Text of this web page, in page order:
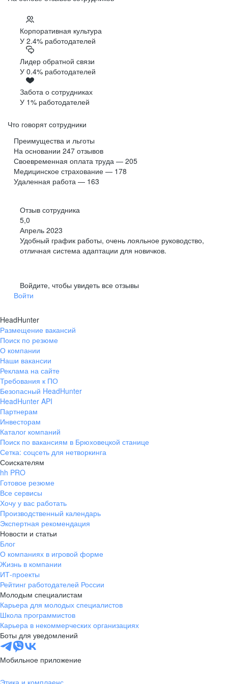
Корпоративная культура
У 2.4% работодателей
Лидер обратной связи
У 0.4% работодателей
Забота о сотрудниках
У 1% работодателей
Что говорят сотрудники
Преимущества и льготы
На основании 247 отзывов
Своевременная оплата труда — 205
Медицинское страхование — 178
Удаленная работа — 163
Отзыв сотрудника
5,0
Апрель 2023
Удобный график работы, очень лояльное руководство,
отличная система адаптации для новичков.
Войдите, чтобы увидеть все отзывы
Войти
HeadHunter
Размещение вакансий
Поиск по резюме
О компании
Наши вакансии
Реклама на сайте
Требования к ПО
Безопасный HeadHunter
HeadHunter API
Партнерам
Инвесторам
Каталог компаний
Поиск по вакансиям в Брюховецкой станице
Сетка: соцсеть для нетворкинга
Соискателям
hh PRO
Готовое резюме
Все сервисы
Хочу у вас работать
Производственный календарь
Экспертная рекомендация
Новости и статьи
Блог
О компаниях в игровой форме
Жизнь в компании
ИТ-проекты
Рейтинг работодателей России
Молодым специалистам
Карьера для молодых специалистов
Школа программистов
Карьера в некоммерческих организациях
Боты для уведомлений
Мобильное приложение